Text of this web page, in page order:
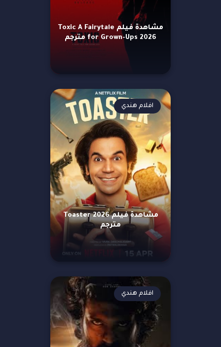
مشاهدة فيلم Toxic A Fairytale
for Grown-Ups 2026 مترجم
مشاهدة فيلم Toaster 2026
مترجم
افلام هندي
افلام هندي